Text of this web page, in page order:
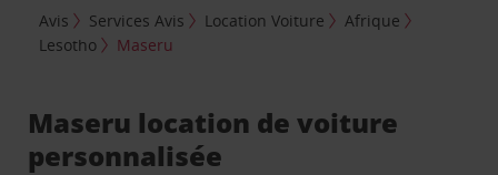
Avis Services Avis Location Voiture
Afrique
Lesotho
Maseru
Maseru location de voiture
personnalisée